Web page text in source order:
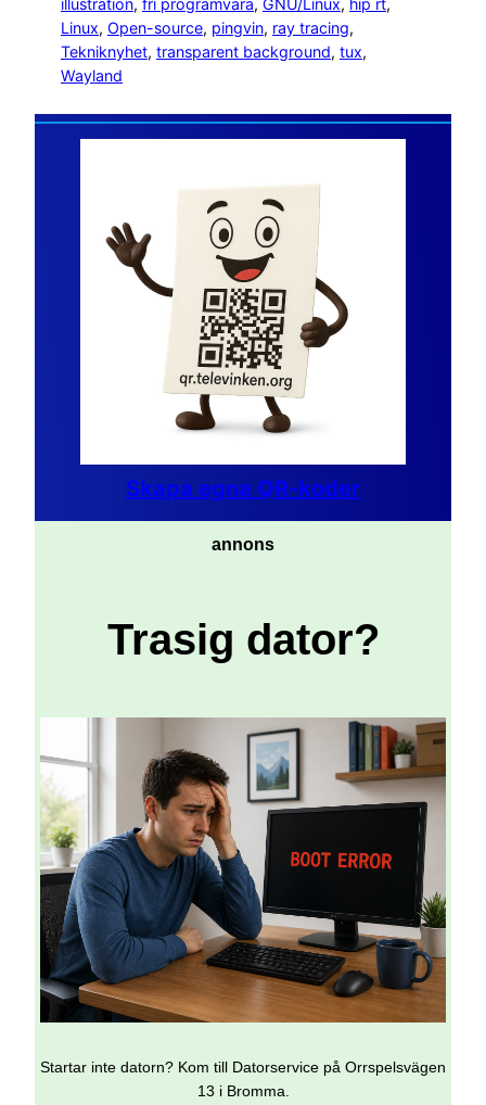
Linux, Open-source, pingvin, ray tracing
Tekniknyhet, transparent background, tux
Wayland
Skapa egna QR-koder
annons
Trasig dator?
Startar inte datorn? Kom till Datorservice på Orrspelsvägen
13 i Bromma.